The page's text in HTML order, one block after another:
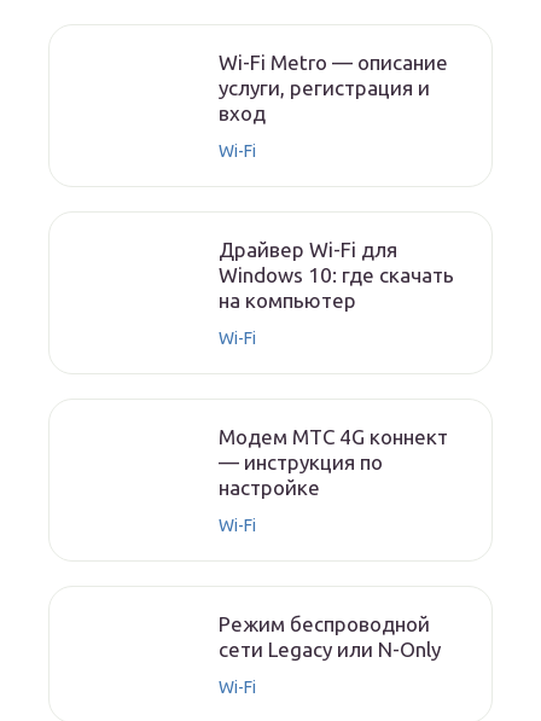
Wi-Fi Metro — описание
услуги, регистрация и
вход
Wi-Fi
Драйвер Wi-Fi для
Windows 10: где скачать
на компьютер
Wi-Fi
Модем МТС 4G коннект
— инструкция по
настройке
Wi-Fi
Режим беспроводной
сети Legacy или N-Only
Wi-Fi